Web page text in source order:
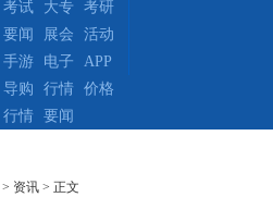
考试 大专
考研
要闻 展会
活动
手游 电子
APP
导购 行情
价格
行情 要闻
> 资讯 > 正文